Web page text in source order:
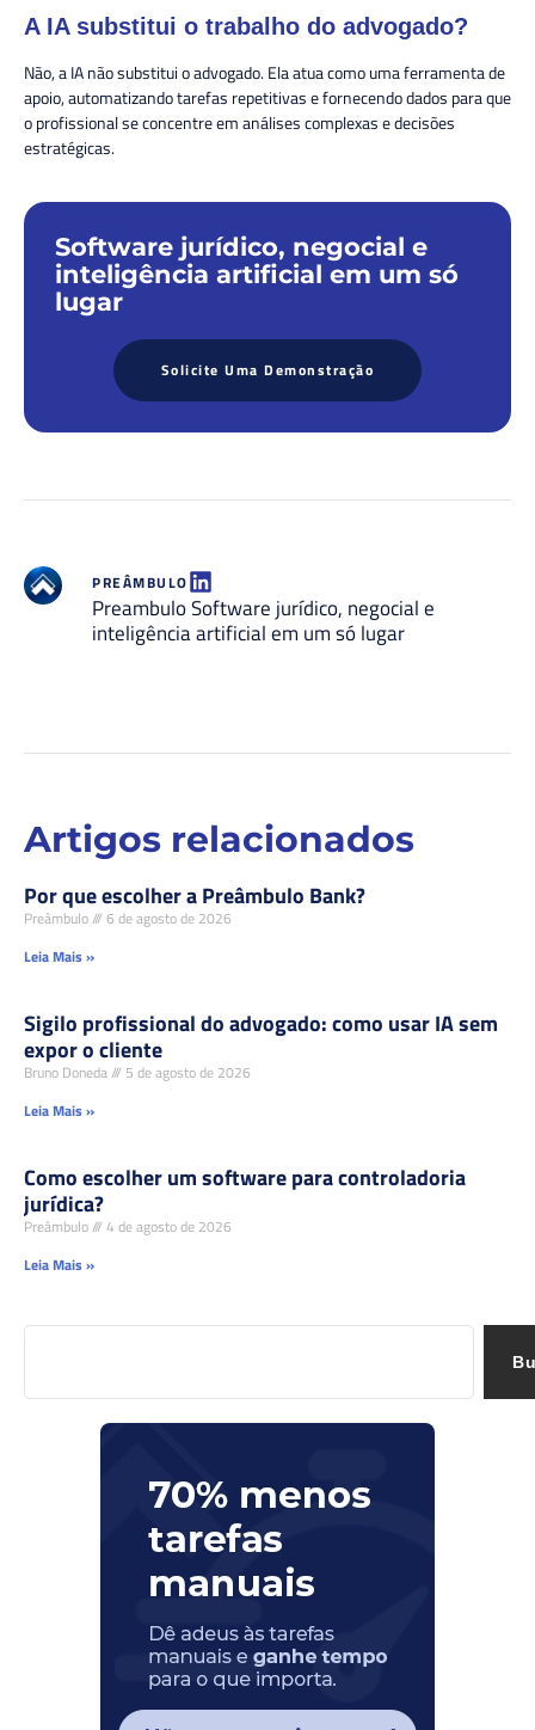
A IA substitui o trabalho do advogado?
Não, a IA não substitui o advogado. Ela atua como uma ferramenta de
apoio, automatizando tarefas repetitivas e fornecendo dados para que
o profissional se concentre em análises complexas e decisões
estratégicas.
Software jurídico, negocial e
inteligência artificial em um só
lugar
Solicite Uma Demonstração
PREÂMBULO
Preambulo Software jurídico, negocial e
inteligência artificial em um só lugar
Artigos relacionados
Por que escolher a Preâmbulo Bank?
Preâmbulo
6 de agosto de 2026
Leia Mais »
Sigilo profissional do advogado: como usar IA sem
expor o cliente
Bruno Doneda
5 de agosto de 2026
Leia Mais »
Como escolher um software para controladoria
jurídica?
Preâmbulo
4 de agosto de 2026
Leia Mais »